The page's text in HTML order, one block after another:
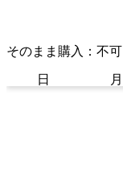
そのまま購入：不可
日 月